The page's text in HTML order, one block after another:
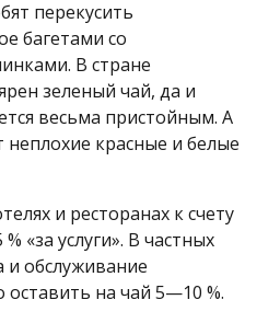
перекусить
багетами со
В стране
зеленый чай, да и
весьма пристойным. А
красные и белые
и ресторанах к счету
«за услуги». В частных
и обслуживание
на чай 5—10 %.